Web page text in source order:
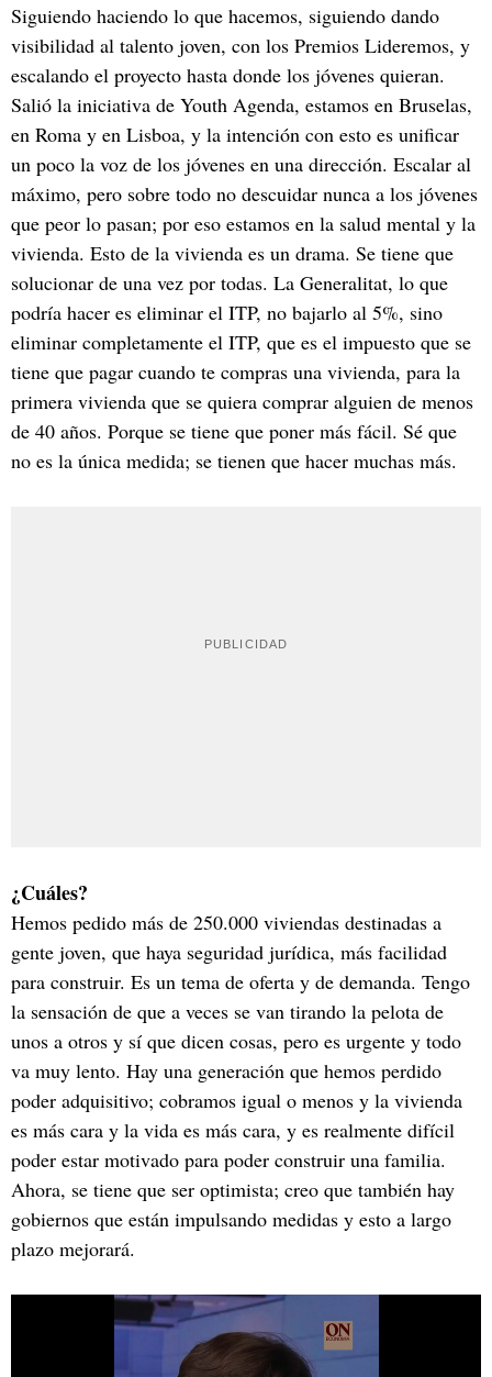
Siguiendo haciendo lo que hacemos, siguiendo dando
visibilidad al talento joven, con los Premios Lideremos, y
escalando el proyecto hasta donde los jóvenes quieran.
Salió la iniciativa de Youth Agenda, estamos en Bruselas,
en Roma y en Lisboa, y la intención con esto es unificar
un poco la voz de los jóvenes en una dirección. Escalar al
máximo, pero sobre todo no descuidar nunca a los jóvenes
que peor lo pasan; por eso estamos en la salud mental y la
vivienda. Esto de la vivienda es un drama. Se tiene que
solucionar de una vez por todas. La Generalitat, lo que
podría hacer es eliminar el ITP, no bajarlo al 5%, sino
eliminar completamente el ITP, que es el impuesto que se
tiene que pagar cuando te compras una vivienda, para la
primera vivienda que se quiera comprar alguien de menos
de 40 años. Porque se tiene que poner más fácil. Sé que
no es la única medida; se tienen que hacer muchas más.
¿Cuáles?
Hemos pedido más de 250.000 viviendas destinadas a
gente joven, que haya seguridad jurídica, más facilidad
para construir. Es un tema de oferta y de demanda. Tengo
la sensación de que a veces se van tirando la pelota de
unos a otros y sí que dicen cosas, pero es urgente y todo
va muy lento. Hay una generación que hemos perdido
poder adquisitivo; cobramos igual o menos y la vivienda
es más cara y la vida es más cara, y es realmente difícil
poder estar motivado para poder construir una familia.
Ahora, se tiene que ser optimista; creo que también hay
gobiernos que están impulsando medidas y esto a largo
plazo mejorará.